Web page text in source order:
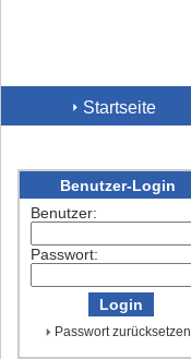
Startseite
Benutzer-Login
Benutzer:
Passwort:
Passwort zurücksetzen